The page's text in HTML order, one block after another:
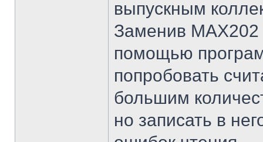
выпускным
Заменив MAX202
помощью
попробовать
большим
но записать в